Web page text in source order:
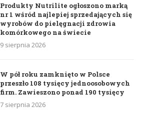
Produkty Nutrilite ogłoszono marką
nr 1 wśród najlepiej sprzedających się
wyrobów do pielęgnacji zdrowia
komórkowego na świecie
9 sierpnia 2026
W pół roku zamknięto w Polsce
przeszło 108 tysięcy jednoosobowych
firm. Zawieszono ponad 190 tysięcy
7 sierpnia 2026